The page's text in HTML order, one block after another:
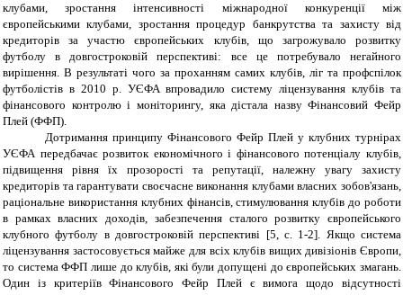
клубами, зростання інтенсивності міжнародної конкуренції між
європейськими клубами, зростання процедур банкрутства та захисту від
кредиторів за участю європейських клубів, що загрожувало розвитку
футболу в довгостроковій перспективі: все це потребувало негайного
вирішення. В результаті чого за проханням самих клубів, ліг та профспілок
футболістів в 2010 р. УЄФА впровадило систему ліцензування клубів та
фінансового контролю і моніторингу, яка дістала назву Фінансовий Фейр
Плей (ФФП).
Дотримання принципу Фінансового Фейр Плей у клубних турнірах
УЄФА передбачає розвиток економічного і фінансового потенціалу клубів,
підвищення рівня їх прозорості та репутації, належну увагу захисту
кредиторів та гарантувати своєчасне виконання клубами власних зобов'язань,
раціональне використання клубних фінансів, стимулювання клубів до роботи
в рамках власних доходів, забезпечення сталого розвитку європейського
клубного футболу в довгостроковій перспективі [5, c. 1-2]. Якщо система
ліцензування застосовується майже для всіх клубів вищих дивізіонів Європи,
то система ФФП лише до клубів, які були допущені до європейських змагань.
Один із критеріїв Фінансового Фейр Плей є вимога щодо відсутності